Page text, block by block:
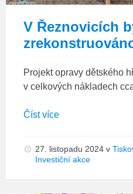
V Řeznovicích
Projekt opravy dětského
v celkových nákladech
Číst více
27. listopadu 2024 v
Investiční akce